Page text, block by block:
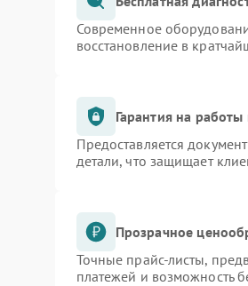
Современное
восстановление в
Гарантия на работы
Предоставляется
детали, что защищает
Прозрачное
Точные прайс-листы,
платежей и возможность